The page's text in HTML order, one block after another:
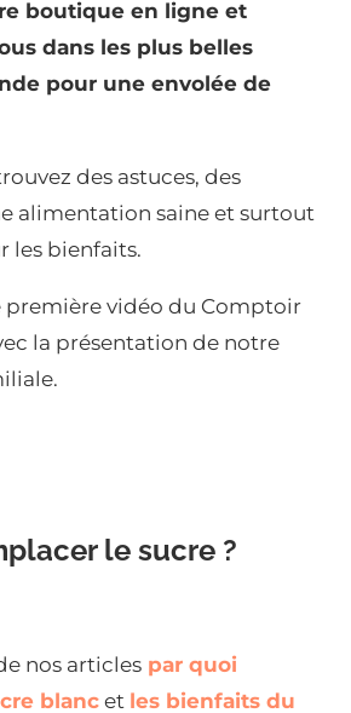
boutique en ligne et
dans les plus belles
pour une envolée de
des astuces, des
alimentation saine et surtout
les bienfaits.
première vidéo du Comptoir
la présentation de notre
le sucre ?
nos articles par quoi
blanc et les bienfaits du